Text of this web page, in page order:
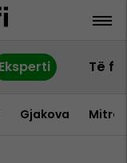
Eksperti Të
Gjakova